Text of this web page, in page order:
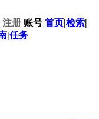
注册 账号 首页|检索|
|任务